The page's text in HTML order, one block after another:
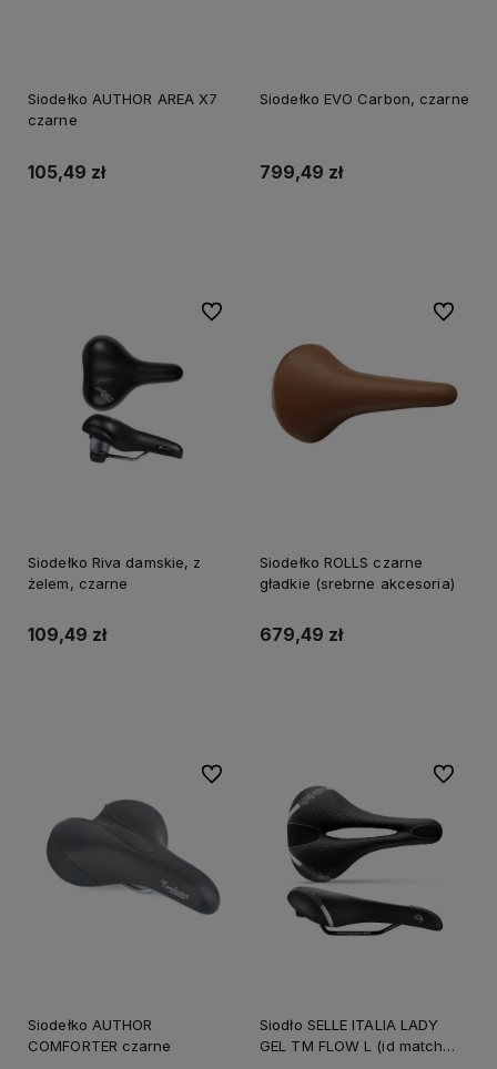
Siodełko AUTHOR AREA X7
czarne
105,49 zł
Siodełko EVO Carbon, czarne
799,49 zł
Siodełko Riva damskie, z
żelem, czarne
109,49 zł
Do ulubionych
Siodełko ROLLS czarne
gładkie (srebrne akcesoria)
679,49 zł
Do
Siodełko AUTHOR
COMFORTER czarne
Do ulubionych
Siodło SELLE ITALIA LADY
GEL TM FLOW L (id match
Do